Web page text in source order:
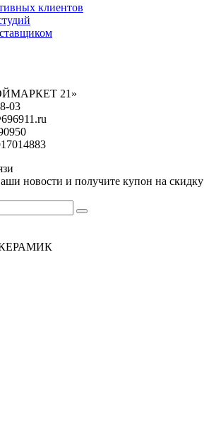
клиентов
21»
03
новости и получите купон на скидку
КЕРАМИК